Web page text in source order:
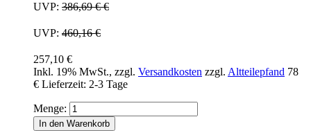
UVP: 386,69 €€
UVP: 460,16 €
257,10 €
Inkl. 19% MwSt., zzgl. Versandkosten zzgl. Altteilepfand 78
€ Lieferzeit: 2-3 Tage
Menge:
In den Warenkorb